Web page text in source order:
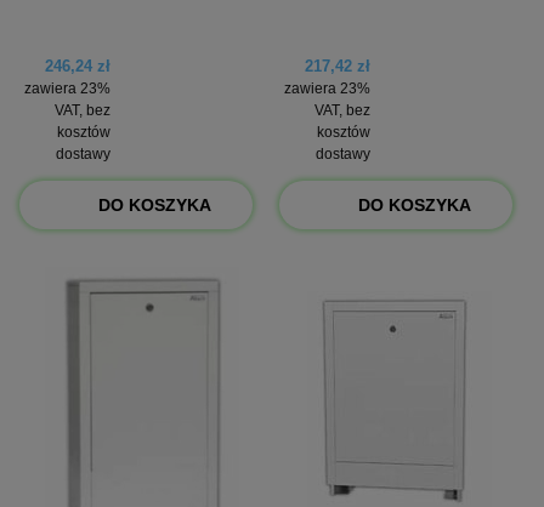
246,24 zł
zawiera 23%
VAT, bez
kosztów
dostawy
DO KOSZYKA
217,42 zł
zawiera 23%
VAT, bez
kosztów
dostawy
DO KOSZYKA